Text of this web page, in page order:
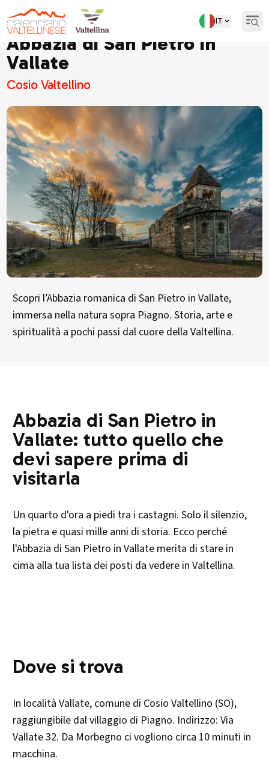
IT
Abbazia di San Pietro in
Vallate
Cosio Valtellino
Scopri l’Abbazia romanica di San Pietro in Vallate,
immersa nella natura sopra Piagno. Storia, arte e
spiritualità a pochi passi dal cuore della Valtellina.
Abbazia di San Pietro in
Vallate: tutto quello che
devi sapere prima di
visitarla
Un quarto d'ora a piedi tra i castagni. Solo il silenzio,
la pietra e quasi mille anni di storia. Ecco perché
l'Abbazia di San Pietro in Vallate merita di stare in
cima alla tua lista dei posti da vedere in Valtellina.
Dove si trova
In località Vallate, comune di Cosio Valtellino (SO),
raggiungibile dal villaggio di Piagno. Indirizzo: Via
Vallate 32. Da Morbegno ci vogliono circa 10 minuti in
macchina.